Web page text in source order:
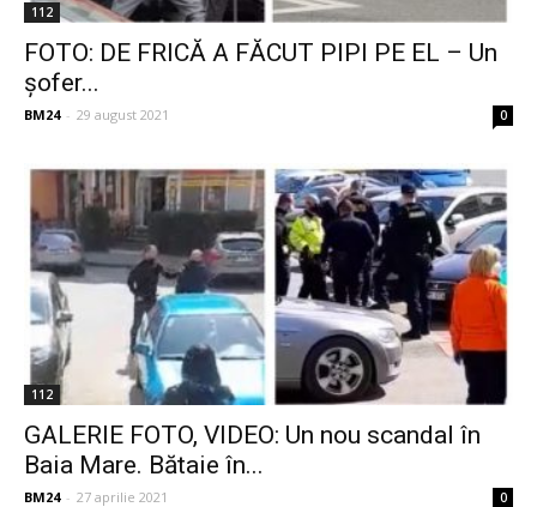
112
FOTO: DE FRICĂ A FĂCUT PIPI PE EL – Un
șofer...
BM24 - 29 august 2021 0
112
GALERIE FOTO, VIDEO: Un nou scandal în
Baia Mare. Bătaie în...
BM24 - 27 aprilie 2021 0